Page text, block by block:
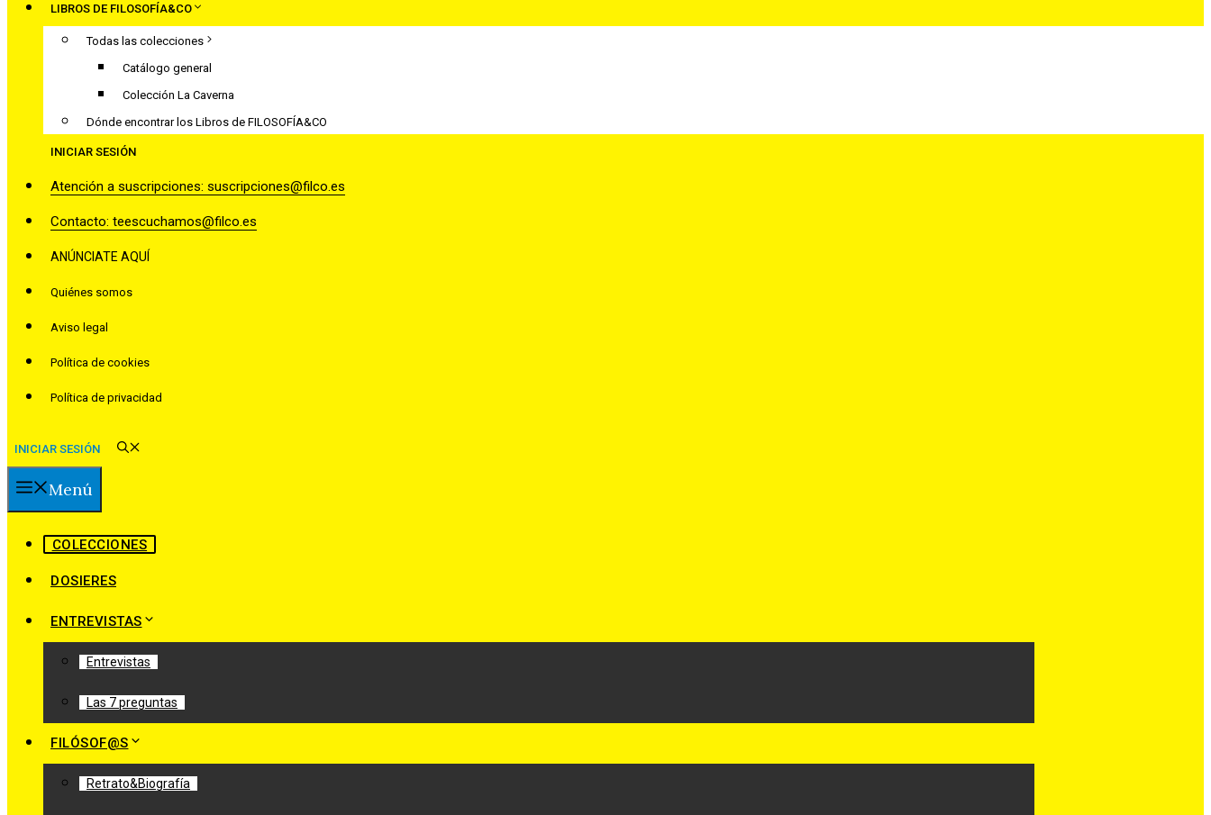
LIBROS DE FILOSOFÍA&CO
Todas las colecciones
Catálogo general
Colección La Caverna
Dónde encontrar los Libros de FILOSOFÍA&CO
INICIAR SESIÓN
Atención a suscripciones: suscripciones@filco.es
Contacto: teescuchamos@filco.es
ANÚNCIATE AQUÍ
Quiénes somos
Aviso legal
Política de cookies
Política de privacidad
INICIAR SESIÓN
Menú
COLECCIONES
DOSIERES
ENTREVISTAS
Entrevistas
Las 7 preguntas
FILÓSOF@S
Retrato&Biografía